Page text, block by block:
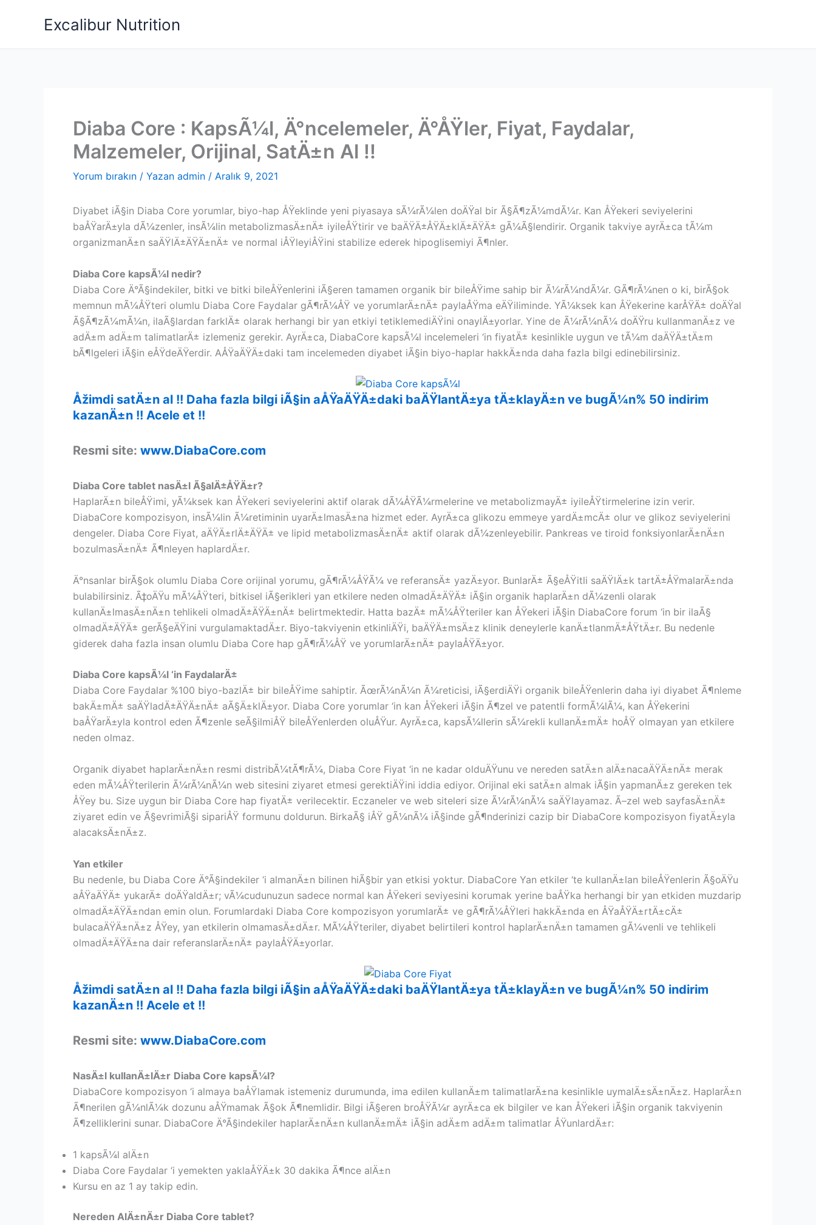
Excalibur Nutrition
Diaba Core : KapsÃ¼l, Ä°ncelemeler, Ä°ÅŸler, Fiyat, Faydalar,
Malzemeler, Orijinal, SatÄ±n Al !!
Yorum bırakın / Yazan admin / Aralık 9, 2021
Diyabet iÃ§in Diaba Core yorumlar, biyo-hap ÅŸeklinde yeni piyasaya sÃ¼rÃ¼len doÄŸal bir Ã§Ã¶zÃ¼mdÃ¼r. Kan ÅŸekeri seviyelerini
baÅŸarÄ±yla dÃ¼zenler, insÃ¼lin metabolizmasÄ±nÄ± iyileÅŸtirir ve baÄŸÄ±ÅŸÄ±klÄ±ÄŸÄ± gÃ¼Ã§lendirir. Organik takviye ayrÄ±ca tÃ¼m
organizmanÄ±n saÄŸlÄ±ÄŸÄ±nÄ± ve normal iÅŸleyiÅŸini stabilize ederek hipoglisemiyi Ã¶nler.
Diaba Core kapsÃ¼l nedir?
Diaba Core Ä°Ã§indekiler, bitki ve bitki bileÅŸenlerini iÃ§eren tamamen organik bir bileÅŸime sahip bir Ã¼rÃ¼ndÃ¼r. GÃ¶rÃ¼nen o ki, birÃ§ok
memnun mÃ¼ÅŸteri olumlu Diaba Core Faydalar gÃ¶rÃ¼ÅŸ ve yorumlarÄ±nÄ± paylaÅŸma eÄŸiliminde. YÃ¼ksek kan ÅŸekerine karÅŸÄ± doÄŸal
Ã§Ã¶zÃ¼mÃ¼n, ilaÃ§lardan farklÄ± olarak herhangi bir yan etkiyi tetiklemediÄŸini onaylÄ±yorlar. Yine de Ã¼rÃ¼nÃ¼ doÄŸru kullanmanÄ±z ve
adÄ±m adÄ±m talimatlarÄ± izlemeniz gerekir. AyrÄ±ca, DiabaCore kapsÃ¼l incelemeleri ‘in fiyatÄ± kesinlikle uygun ve tÃ¼m daÄŸÄ±tÄ±m
bÃ¶lgeleri iÃ§in eÅŸdeÄŸerdir. AÅŸaÄŸÄ±daki tam incelemeden diyabet iÃ§in biyo-haplar hakkÄ±nda daha fazla bilgi edinebilirsiniz.
Åžimdi satÄ±n al !! Daha fazla bilgi iÃ§in aÅŸaÄŸÄ±daki baÄŸlantÄ±ya tÄ±klayÄ±n ve bugÃ¼n% 50 indirim
kazanÄ±n !! Acele et !!
Resmi site: www.DiabaCore.com
Diaba Core tablet nasÄ±l Ã§alÄ±ÅŸÄ±r?
HaplarÄ±n bileÅŸimi, yÃ¼ksek kan ÅŸekeri seviyelerini aktif olarak dÃ¼ÅŸÃ¼rmelerine ve metabolizmayÄ± iyileÅŸtirmelerine izin verir.
DiabaCore kompozisyon, insÃ¼lin Ã¼retiminin uyarÄ±lmasÄ±na hizmet eder. AyrÄ±ca glikozu emmeye yardÄ±mcÄ± olur ve glikoz seviyelerini
dengeler. Diaba Core Fiyat, aÄŸÄ±rlÄ±ÄŸÄ± ve lipid metabolizmasÄ±nÄ± aktif olarak dÃ¼zenleyebilir. Pankreas ve tiroid fonksiyonlarÄ±nÄ±n
bozulmasÄ±nÄ± Ã¶nleyen haplardÄ±r.
Ä°nsanlar birÃ§ok olumlu Diaba Core orijinal yorumu, gÃ¶rÃ¼ÅŸÃ¼ ve referansÄ± yazÄ±yor. BunlarÄ± Ã§eÅŸitli saÄŸlÄ±k tartÄ±ÅŸmalarÄ±nda
bulabilirsiniz. Ã‡oÄŸu mÃ¼ÅŸteri, bitkisel iÃ§erikleri yan etkilere neden olmadÄ±ÄŸÄ± iÃ§in organik haplarÄ±n dÃ¼zenli olarak
kullanÄ±lmasÄ±nÄ±n tehlikeli olmadÄ±ÄŸÄ±nÄ± belirtmektedir. Hatta bazÄ± mÃ¼ÅŸteriler kan ÅŸekeri iÃ§in DiabaCore forum ‘in bir ilaÃ§
olmadÄ±ÄŸÄ± gerÃ§eÄŸini vurgulamaktadÄ±r. Biyo-takviyenin etkinliÄŸi, baÄŸÄ±msÄ±z klinik deneylerle kanÄ±tlanmÄ±ÅŸtÄ±r. Bu nedenle
giderek daha fazla insan olumlu Diaba Core hap gÃ¶rÃ¼ÅŸ ve yorumlarÄ±nÄ± paylaÅŸÄ±yor.
Diaba Core kapsÃ¼l ‘in FaydalarÄ±
Diaba Core Faydalar %100 biyo-bazlÄ± bir bileÅŸime sahiptir. ÃœrÃ¼nÃ¼n Ã¼reticisi, iÃ§erdiÄŸi organik bileÅŸenlerin daha iyi diyabet Ã¶nleme
bakÄ±mÄ± saÄŸladÄ±ÄŸÄ±nÄ± aÃ§Ä±klÄ±yor. Diaba Core yorumlar ‘in kan ÅŸekeri iÃ§in Ã¶zel ve patentli formÃ¼lÃ¼, kan ÅŸekerini
baÅŸarÄ±yla kontrol eden Ã¶zenle seÃ§ilmiÅŸ bileÅŸenlerden oluÅŸur. AyrÄ±ca, kapsÃ¼llerin sÃ¼rekli kullanÄ±mÄ± hoÅŸ olmayan yan etkilere
neden olmaz.
Organik diyabet haplarÄ±nÄ±n resmi distribÃ¼tÃ¶rÃ¼, Diaba Core Fiyat ‘in ne kadar olduÄŸunu ve nereden satÄ±n alÄ±nacaÄŸÄ±nÄ± merak
eden mÃ¼ÅŸterilerin Ã¼rÃ¼nÃ¼n web sitesini ziyaret etmesi gerektiÄŸini iddia ediyor. Orijinal eki satÄ±n almak iÃ§in yapmanÄ±z gereken tek
ÅŸey bu. Size uygun bir Diaba Core hap fiyatÄ± verilecektir. Eczaneler ve web siteleri size Ã¼rÃ¼nÃ¼ saÄŸlayamaz. Ã–zel web sayfasÄ±nÄ±
ziyaret edin ve Ã§evrimiÃ§i sipariÅŸ formunu doldurun. BirkaÃ§ iÅŸ gÃ¼nÃ¼ iÃ§inde gÃ¶nderinizi cazip bir DiabaCore kompozisyon fiyatÄ±yla
alacaksÄ±nÄ±z.
Yan etkiler
Bu nedenle, bu Diaba Core Ä°Ã§indekiler ‘i almanÄ±n bilinen hiÃ§bir yan etkisi yoktur. DiabaCore Yan etkiler ‘te kullanÄ±lan bileÅŸenlerin Ã§oÄŸu
aÅŸaÄŸÄ± yukarÄ± doÄŸaldÄ±r; vÃ¼cudunuzun sadece normal kan ÅŸekeri seviyesini korumak yerine baÅŸka herhangi bir yan etkiden muzdarip
olmadÄ±ÄŸÄ±ndan emin olun. Forumlardaki Diaba Core kompozisyon yorumlarÄ± ve gÃ¶rÃ¼ÅŸleri hakkÄ±nda en ÅŸaÅŸÄ±rtÄ±cÄ±
bulacaÄŸÄ±nÄ±z ÅŸey, yan etkilerin olmamasÄ±dÄ±r. MÃ¼ÅŸteriler, diyabet belirtileri kontrol haplarÄ±nÄ±n tamamen gÃ¼venli ve tehlikeli
olmadÄ±ÄŸÄ±na dair referanslarÄ±nÄ± paylaÅŸÄ±yorlar.
Åžimdi satÄ±n al !! Daha fazla bilgi iÃ§in aÅŸaÄŸÄ±daki baÄŸlantÄ±ya tÄ±klayÄ±n ve bugÃ¼n% 50 indirim
kazanÄ±n !! Acele et !!
Resmi site: www.DiabaCore.com
NasÄ±l kullanÄ±lÄ±r Diaba Core kapsÃ¼l?
DiabaCore kompozisyon ‘i almaya baÅŸlamak istemeniz durumunda, ima edilen kullanÄ±m talimatlarÄ±na kesinlikle uymalÄ±sÄ±nÄ±z. HaplarÄ±n
Ã¶nerilen gÃ¼nlÃ¼k dozunu aÅŸmamak Ã§ok Ã¶nemlidir. Bilgi iÃ§eren broÅŸÃ¼r ayrÄ±ca ek bilgiler ve kan ÅŸekeri iÃ§in organik takviyenin
Ã¶zelliklerini sunar. DiabaCore Ä°Ã§indekiler haplarÄ±nÄ±n kullanÄ±mÄ± iÃ§in adÄ±m adÄ±m talimatlar ÅŸunlardÄ±r:
1 kapsÃ¼l alÄ±n
Diaba Core Faydalar ‘i yemekten yaklaÅŸÄ±k 30 dakika Ã¶nce alÄ±n
Kursu en az 1 ay takip edin.
Nereden AlÄ±nÄ±r Diaba Core tablet?